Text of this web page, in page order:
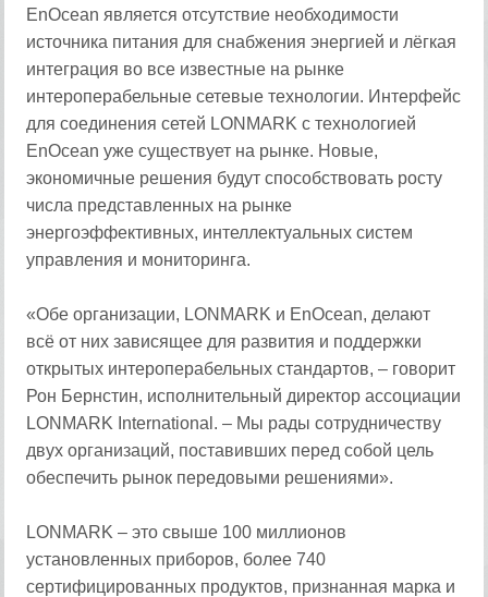
EnOcean является отсутствие необходимости
источника питания для снабжения энергией и лёгкая
интеграция во все известные на рынке
интероперабельные сетевые технологии. Интерфейс
для соединения сетей LONMARK с технологией
EnOcean уже существует на рынке. Новые,
экономичные решения будут способствовать росту
числа представленных на рынке
энергоэффективных, интеллектуальных систем
управления и мониторинга.
«Обе организации, LONMARK и EnOcean, делают
всё от них зависящее для развития и поддержки
открытых интероперабельных стандартов, – говорит
Рон Бернстин, исполнительный директор ассоциации
LONMARK International. – Мы рады сотрудничеству
двух организаций, поставивших перед собой цель
обеспечить рынок передовыми решениями».
LONMARK – это свыше 100 миллионов
установленных приборов, более 740
сертифицированных продуктов, признанная марка и